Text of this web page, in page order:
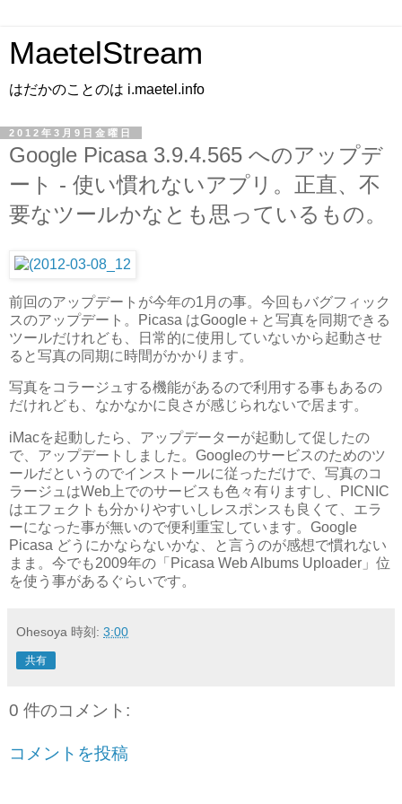
MaetelStream
はだかのことのは i.maetel.info
2012年3月9日金曜日
Google Picasa 3.9.4.565 へのアップデ
ート - 使い慣れないアプリ。正直、不
要なツールかなとも思っているもの。
前回のアップデートが今年の1月の事。今回もバグフィック
スのアップデート。Picasa はGoogle＋と写真を同期できる
ツールだけれども、日常的に使用していないから起動させ
ると写真の同期に時間がかかります。
写真をコラージュする機能があるので利用する事もあるの
だけれども、なかなかに良さが感じられないで居ます。
iMacを起動したら、アップデーターが起動して促したの
で、アップデートしました。Googleのサービスのためのツ
ールだというのでインストールに従っただけで、写真のコ
ラージュはWeb上でのサービスも色々有りますし、PICNIC
はエフェクトも分かりやすいしレスポンスも良くて、エラ
ーになった事が無いので便利重宝しています。Google
Picasa どうにかならないかな、と言うのが感想で慣れない
まま。今でも2009年の「Picasa Web Albums Uploader」位
を使う事があるぐらいです。
Ohesoya 時刻: 3:00
共有
0 件のコメント:
コメントを投稿